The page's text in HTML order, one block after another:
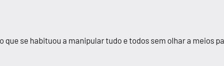
que se habituou a manipular tudo e todos sem olhar a meios